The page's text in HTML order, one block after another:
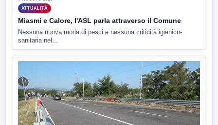
ATTUALITÀ
Miasmi e Calore, l'ASL parla attraverso il Comune
Nessuna nuova moria di pesci e nessuna criticità igienico-
sanitaria nel...